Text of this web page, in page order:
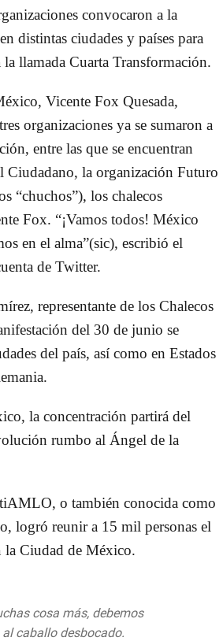
convocaron a la
distintas ciudades y países para
la llamada Cuarta Transformación.
Vicente Fox Quesada,
organizaciones ya se sumaron a
entre las que se encuentran
Ciudadano, la organización Futuro
“chuchos”), los chalecos
Fox. “¡Vamos todos! México
en el alma”(sic), escribió el
de Twitter.
representante de los Chalecos
del 30 de junio se
del país, así como en Estados
.
la concentración partirá del
rumbo al Ángel de la
o también conocida como
logró reunir a 15 mil personas el
la Ciudad de México.
cosa más, debemos
caballo desbocado.